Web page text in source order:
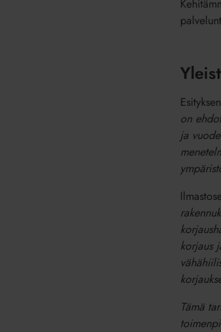
on
ja
korjaus
Tämä